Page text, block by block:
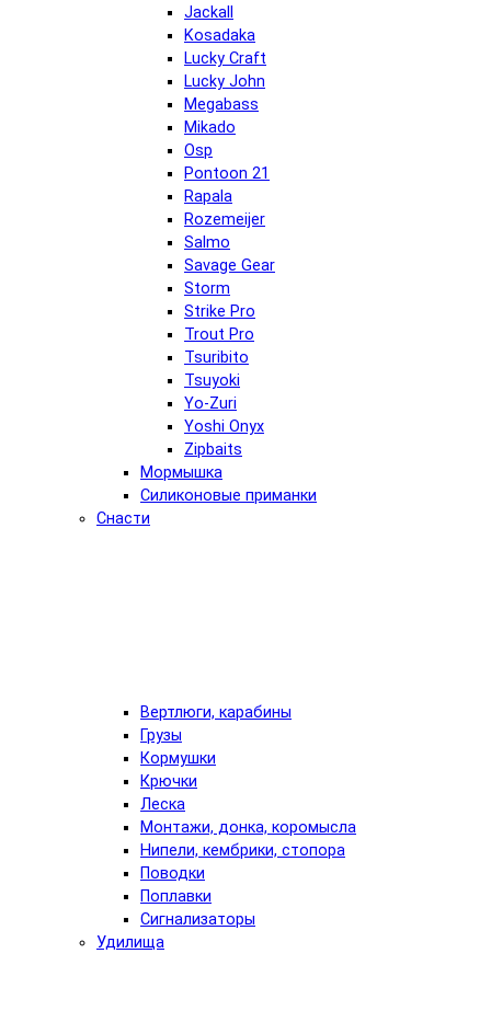
Jackall
Kosadaka
Lucky Craft
Lucky John
Megabass
Mikado
Osp
Pontoon 21
Rapala
Rozemeijer
Salmo
Savage Gear
Storm
Strike Pro
Trout Pro
Tsuribito
Tsuyoki
Yo-Zuri
Yoshi Onyx
Zipbaits
Мормышка
Силиконовые приманки
Снасти
Вертлюги, карабины
Грузы
Кормушки
Крючки
Леска
Монтажи, донка, коромысла
Нипели, кембрики, стопора
Поводки
Поплавки
Сигнализаторы
Удилища